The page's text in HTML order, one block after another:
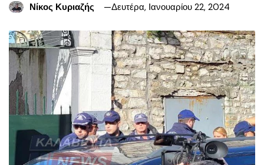
Νίκος Κυριαζής
Δευτέρα, Ιανουαρίου 22, 2024